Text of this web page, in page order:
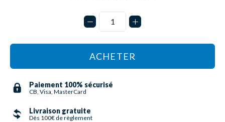
ACHETER
Paiement 100% sécurisé
CB, Visa, MasterCard
Livraison gratuite
Dès 100€ de règlement